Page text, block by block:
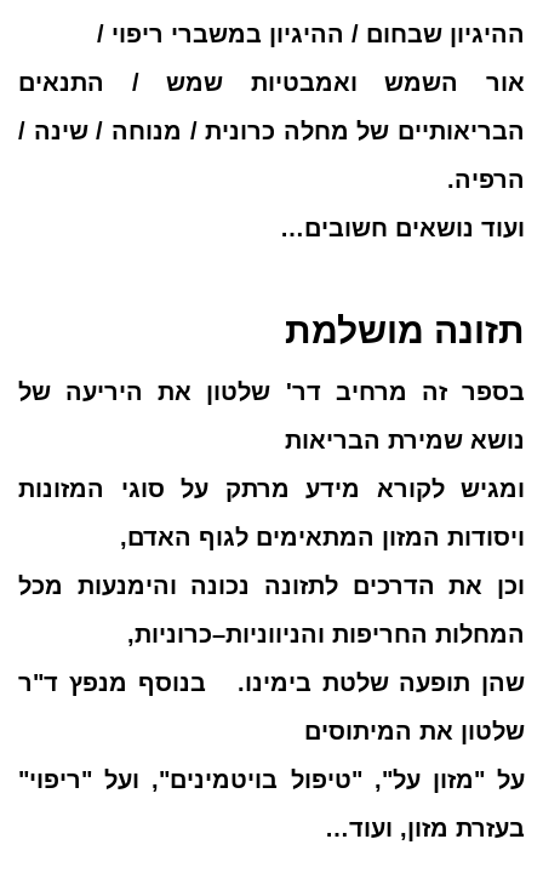
ההיגיון שבחום / ההיגיון במשברי ריפוי /
אור השמש ואמבטיות שמש / התנאים
הבריאותיים של מחלה כרונית / מנוחה / שינה /
הרפיה.
ועוד נושאים חשובים…
תזונה מושלמת
בספר זה מרחיב דר' שלטון את היריעה של
נושא שמירת הבריאות
ומגיש לקורא מידע מרתק על סוגי המזונות
ויסודות המזון המתאימים לגוף האדם,
וכן את הדרכים לתזונה נכונה והימנעות מכל
המחלות החריפות והניווניות–כרוניות,
שהן תופעה שלטת בימינו. בנוסף מנפץ ד"ר
שלטון את המיתוסים
על "מזון על", "טיפול בויטמינים", ועל "ריפוי"
בעזרת מזון, ועוד…